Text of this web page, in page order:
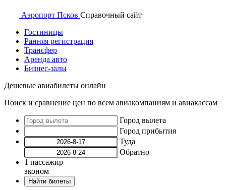
Аэропорт Псков Справочный сайт
Гостиницы
Ранняя регистрация
Трансфер
Аренда авто
Бизнес-залы
Дешевые авиабилеты онлайн
Поиск и сравнение цен по всем авиакомпаниям и авиакассам
Город вылета
Город прибытия
Туда
Обратно
1 пассажир
эконом
Найти билеты